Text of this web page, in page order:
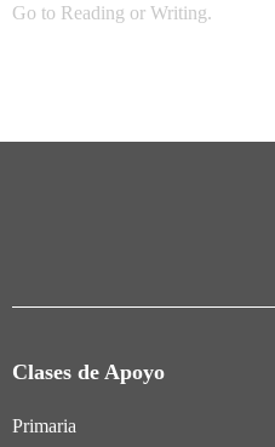
Go to Reading or Writing.
Clases de Apoyo
Primaria